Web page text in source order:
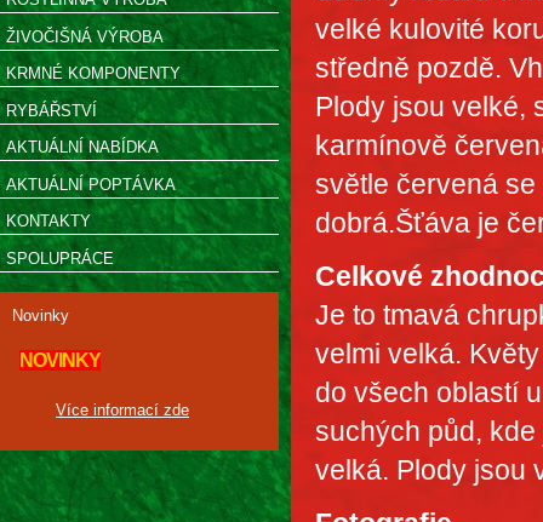
ŽIVOČIŠNÁ VÝROBA
KRMNÉ KOMPONENTY
RYBÁŘSTVÍ
AKTUÁLNÍ NABÍDKA
AKTUÁLNÍ POPTÁVKA
KONTAKTY
SPOLUPRÁCE
Novinky
NOVINKY
Více informací zde
velké kulovité
středně pozdě.
Plody jsou velké,
karmínově
světle červená
dobrá.Šťáva je
Celkové
Je to tmavá
velmi velká.
do všech oblastí
suchých půd,
velká. Plody jsou